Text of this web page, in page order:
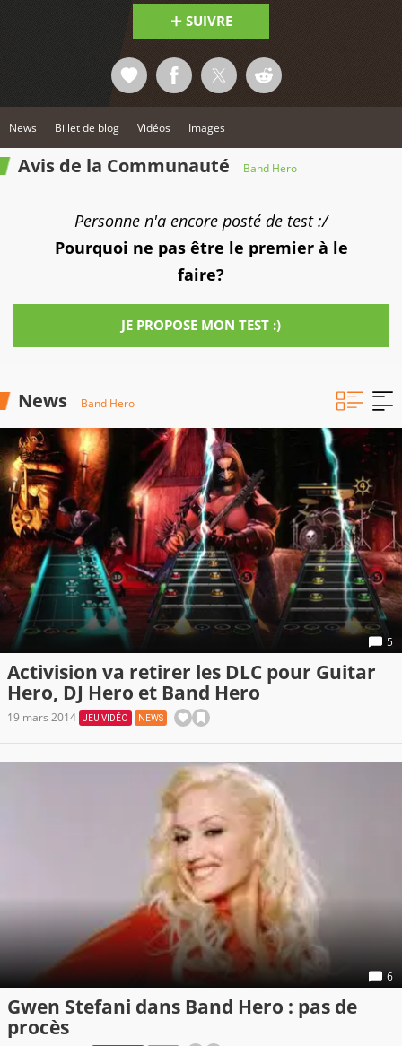
SUIVRE
News Billet de blog Vidéos Images
Avis de la Communauté Band Hero
Personne n'a encore posté de test :/
Pourquoi ne pas être le premier à le
faire?
JE PROPOSE MON TEST :)
News Band Hero
5
Activision va retirer les DLC pour Guitar
Hero, DJ Hero et Band Hero
19 mars 2014 JEU VIDÉO NEWS
6
Gwen Stefani dans Band Hero : pas de
procès